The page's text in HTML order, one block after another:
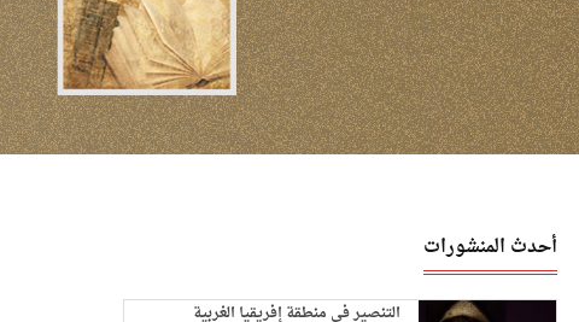
أحدث المنشورات
التنصير في منطقة إفريقيا الغربية